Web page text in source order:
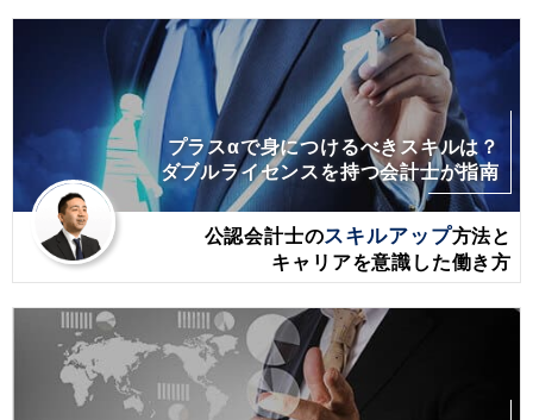
プラスαで身につけるべきスキルは？
ダブルライセンスを持つ会計士が指南
公認会計士のスキルアップ方法と
キャリアを意識した働き方